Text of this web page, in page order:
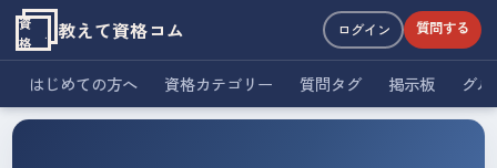
資
格
教えて資格コム ログイン 質問する
はじめての方へ 資格カテゴリー 質問タグ 掲示板 グ